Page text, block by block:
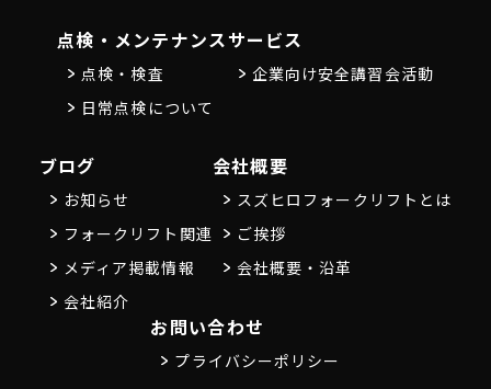
点検・メンテナンス
点検・検査
日常点検について
サービス
企業向け安全講習会活動
ブログ
お知らせ
フォークリフト関連
メディア掲載情報
会社紹介
会社概要
スズヒロフォークリフトとは
ご挨拶
会社概要・沿革
お問い合わせ
プライバシーポリシー